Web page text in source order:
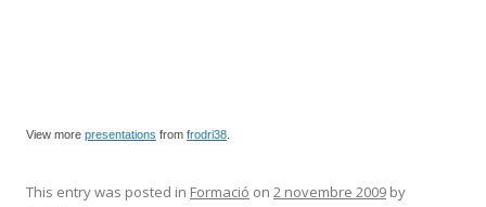
View more presentations from frodri38
This entry was posted in Formació on 2 novembre 2009 by